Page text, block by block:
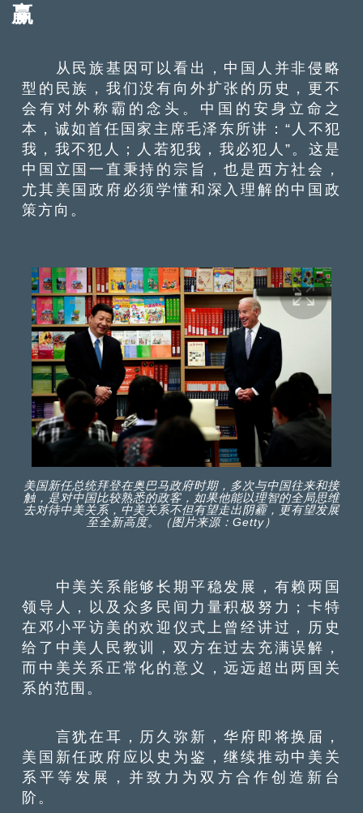
赢
从民族基因可以看出，中国人并非侵略
型的民族，我们没有向外扩张的历史，更不
会有对外称霸的念头。中国的安身立命之
本，诚如首任国家主席毛泽东所讲：“人不犯
我，我不犯人；人若犯我，我必犯人”。这是
中国立国一直秉持的宗旨，也是西方社会，
尤其美国政府必须学懂和深入理解的中国政
策方向。
美国新任总统拜登在奥巴马政府时期，多次与中国往来和接
触，是对中国比较熟悉的政客，如果他能以理智的全局思维
去对待中美关系，中美关系不但有望走出阴霾，更有望发展
至全新高度。（图片来源：Getty）
中美关系能够长期平稳发展，有赖两国
领导人，以及众多民间力量积极努力；卡特
在邓小平访美的欢迎仪式上曾经讲过，历史
给了中美人民教训，双方在过去充满误解，
而中美关系正常化的意义，远远超出两国关
系的范围。
言犹在耳，历久弥新，华府即将换届，
美国新任政府应以史为鉴，继续推动中美关
系平等发展，并致力为双方合作创造新台
阶。